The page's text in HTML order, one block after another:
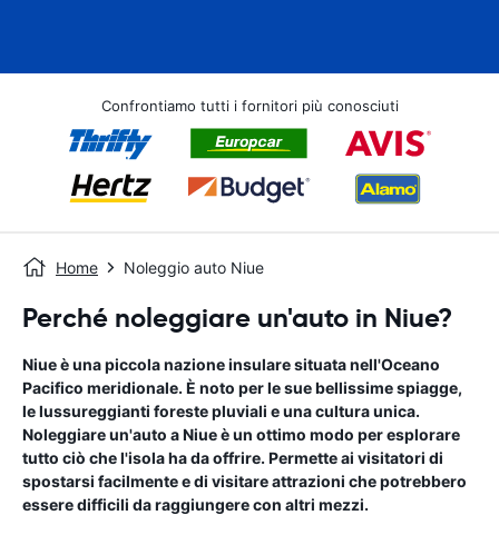
Confrontiamo tutti i fornitori più conosciuti
Home Noleggio auto Niue
Perché noleggiare un'auto in Niue?
Niue è una piccola nazione insulare situata nell'Oceano
Pacifico meridionale. È noto per le sue bellissime spiagge,
le lussureggianti foreste pluviali e una cultura unica.
Noleggiare un'auto a Niue è un ottimo modo per esplorare
tutto ciò che l'isola ha da offrire. Permette ai visitatori di
spostarsi facilmente e di visitare attrazioni che potrebbero
essere difficili da raggiungere con altri mezzi.